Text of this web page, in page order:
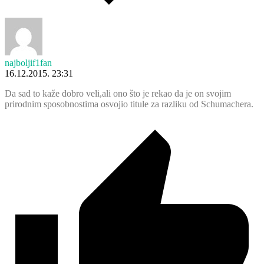
najboljif1fan
16.12.2015. 23:31
Da sad to kaže dobro veli,ali ono što je rekao da je on svojim
prirodnim sposobnostima osvojio titule za razliku od Schumachera.